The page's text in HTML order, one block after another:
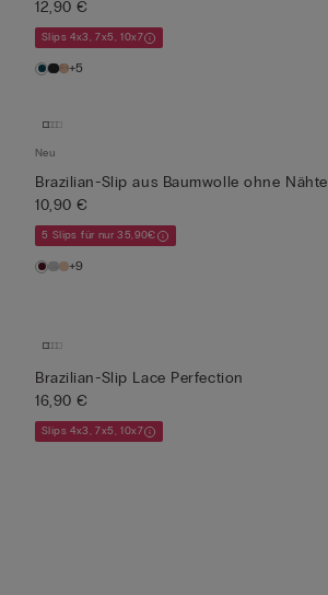
12,90 €
Slips 4x3, 7x5, 10x7
+5
Neu
Brazilian-Slip aus Baumwolle ohne Nähte
10,90 €
5 Slips für nur 35,90€
+9
Brazilian-Slip Lace Perfection
16,90 €
Slips 4x3, 7x5, 10x7